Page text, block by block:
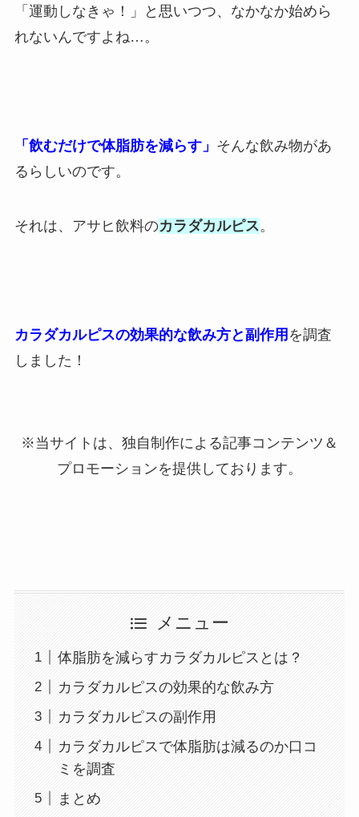
「運動しなきゃ！」と思いつつ、なかなか始めら
れないんですよね…。
「飲むだけで体脂肪を減らす」 そんな飲み物があ
るらしいのです。
それは、アサヒ飲料のカラダカルピス。
カラダカルピスの効果的な飲み方と副作用 を調査
しました！
※当サイトは、独自制作による記事コンテンツ＆
プロモーションを提供しております。
メニュー
体脂肪を減らすカラダカルピスとは？
カラダカルピスの効果的な飲み方
カラダカルピスの副作用
カラダカルピスで体脂肪は減るのか口コ
ミを調査
まとめ